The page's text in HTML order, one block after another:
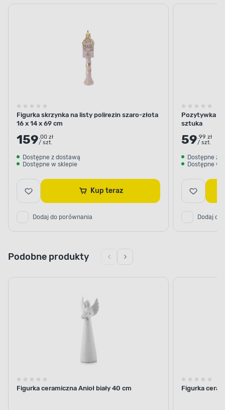
plastikowe świąteczne
Figurka skrzynka na listy polirezin szaro-złota
16 x 14 x 69 cm
159.00 zł
/ szt.
Dostępne z dostawą
Dostępne w sklepie
Kup teraz
Dodaj do porównania
Pozytywka
sztuka
59.99 zł
/ szt.
Dostępne z
Dostępne w
Dodaj do
Podobne produkty
Figurka ceramiczna Anioł biały 40 cm Figurka